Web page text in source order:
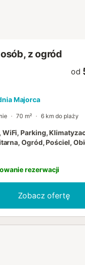
z ogród
od
Majorca
70 m² 6 km do plaży
Parking,
Ogród, Pościel,
rezerwacji
Zobacz ofertę